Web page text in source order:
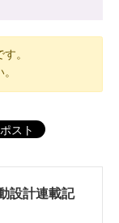
。
ポスト
設計連載記